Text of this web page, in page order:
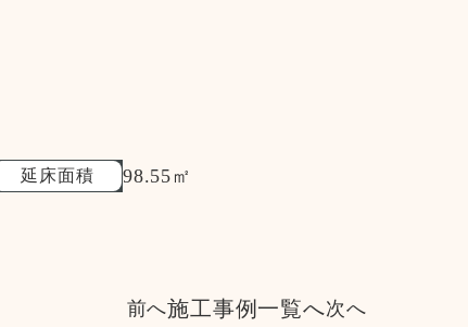
延床面積 98.55㎡
前へ施工事例一覧へ次へ